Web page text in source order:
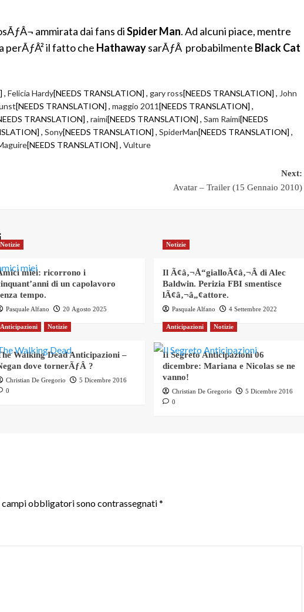
ammirata dai fans diSpider Man. Ad alcuni piace, mentre
perÃƒÂ² il fatto che HathawaysarÃƒÂ probabilmente Black Cat
, Felicia Hardy[NEEDS TRANSLATION] , gary ross[NEEDS TRANSLATION] , John
[NEEDS TRANSLATION] , maggio 2011[NEEDS TRANSLATION] ,
TRANSLATION] , raimi[NEEDS TRANSLATION] , Sam Raimi[NEEDS
, Sony[NEEDS TRANSLATION] , SpiderMan[NEEDS TRANSLATION] ,
[NEEDS TRANSLATION] , Vulture
Next:
Avatar – Trailer (15 Gennaio 2010)
Notizie
miei: ricorrono i
di un capolavoro
tempo.
Pasquale Alfano 20 Agosto 2025
Notizie
Il Ã¢â‚¬Å“gialloÃ¢â‚¬Â di Alec
Baldwin. Perizia FBI smentisce
lÃ¢â‚¬â„¢attore.
Pasquale Alfano 4 Settembre 2022
Anticipazioni Notizie
Walking Dead Anticipazioni –
dove tornerÃƒÂ ?
Christian De Gregorio
5 Dicembre 2016
0
Anticipazioni Notizie
Il Segreto Anticipazioni 06
dicembre: Mariana e Nicolas se ne
vanno!
Christian De Gregorio
5 Dicembre 2016
0
campi obbligatori sono contrassegnati*